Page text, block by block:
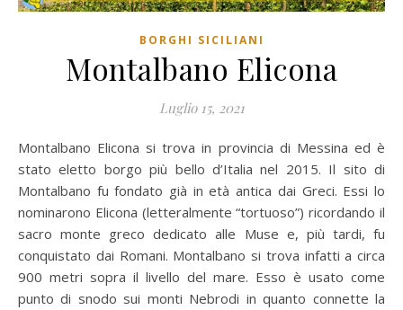
BORGHI SICILIANI
Montalbano Elicona
Luglio 15, 2021
Montalbano Elicona si trova in provincia di Messina ed è
stato eletto borgo più bello d’Italia nel 2015. Il sito di
Montalbano fu fondato già in età antica dai Greci. Essi lo
nominarono Elicona (letteralmente “tortuoso”) ricordando il
sacro monte greco dedicato alle Muse e, più tardi, fu
conquistato dai Romani. Montalbano si trova infatti a circa
900 metri sopra il livello del mare. Esso è usato come
punto di snodo sui monti Nebrodi in quanto connette la